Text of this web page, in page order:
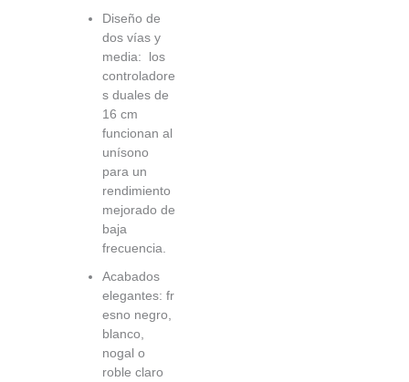
Diseño de
dos vías y
media: los
controladore
s duales de
16 cm
funcionan al
unísono
para un
rendimiento
mejorado de
baja
frecuencia.
Acabados
elegantes: fr
esno negro,
blanco,
nogal o
roble claro